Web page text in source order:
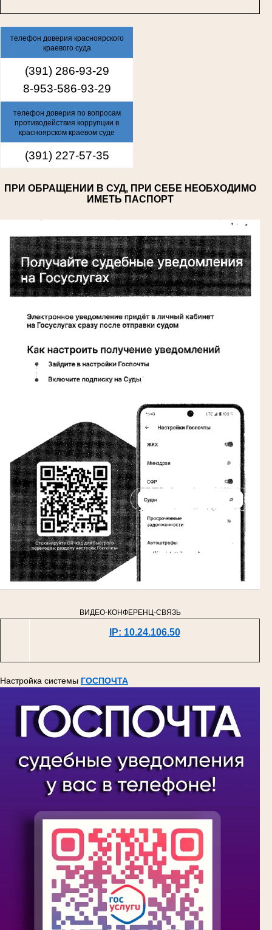
телефон доверия красноярского
краевого суда
(391) 286-93-29
8-953-586-93-29
телефон доверия по вопросам
противодействия коррупции в
красноярском краевом суде
(391) 227-57-35
ПРИ ОБРАЩЕНИИ В СУД, ПРИ СЕБЕ НЕОБХОДИМО
ИМЕТЬ ПАСПОРТ
ВИДЕО-КОНФЕРЕНЦ-СВЯЗЬ
IP: 10.24.106.50
Настройка системы ГОСПОЧТА